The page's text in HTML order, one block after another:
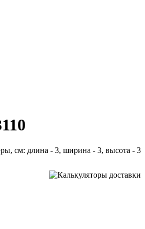
см: длина - 3, ширина - 3, высота - 3